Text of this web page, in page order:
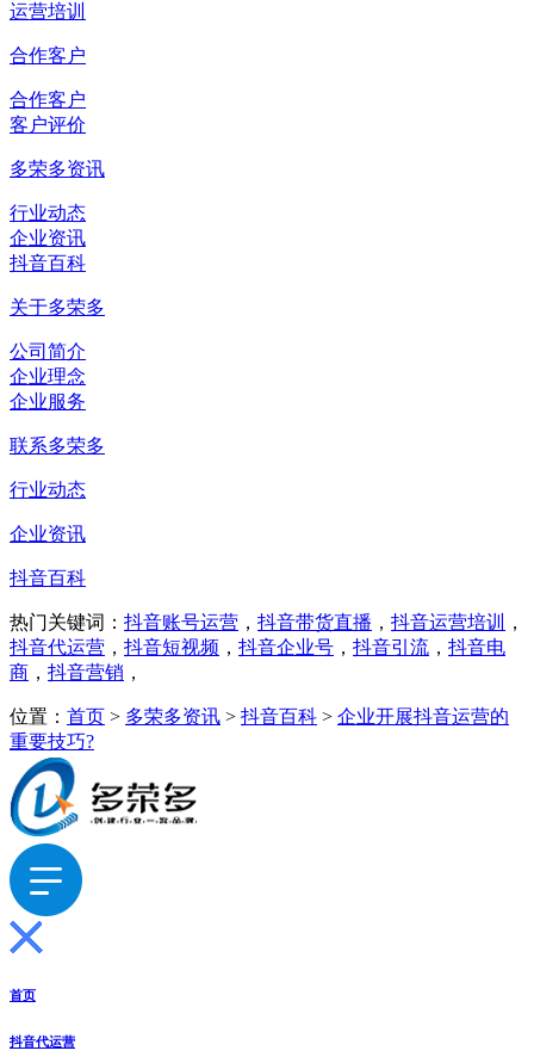
运营培训
合作客户
合作客户
客户评价
多荣多资讯
行业动态
企业资讯
抖音百科
关于多荣多
公司简介
企业理念
企业服务
联系多荣多
行业动态
企业资讯
抖音百科
热门关键词： 抖音账号运营 ， 抖音带货直播 ， 抖音运营培训
，
抖音代运营 ， 抖音短视频 ， 抖音企业号 ， 抖音引流 ， 抖音电
商 ， 抖音营销 ，
位置： 首页 > 多荣多资讯 > 抖音百科 > 企业开展抖音运营的
重要技巧?
首页
抖音代运营